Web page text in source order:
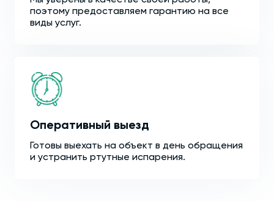
поэтому предоставляем гарантию на все
виды услуг.
Оперативный выезд
Готовы выехать на объект в день обращения
и устранить ртутные испарения.